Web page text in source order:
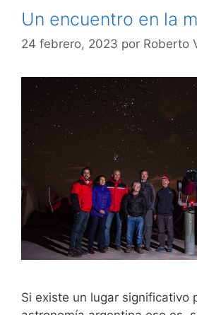
Un encuentro en la
24 febrero, 2023 por Roberto
Si existe un lugar significativo